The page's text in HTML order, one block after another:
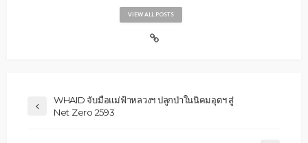
VIEW ALL POSTS
WHAID จับมือแม่ฟ้าหลวงฯ ปลูกป่าในนิคมอุตฯ สู่
Net Zero 2593